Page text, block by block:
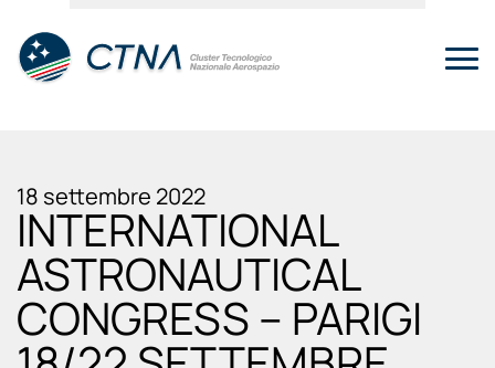
18 settembre 2022
INTERNATIONAL
ASTRONAUTICAL
CONGRESS – PARIGI